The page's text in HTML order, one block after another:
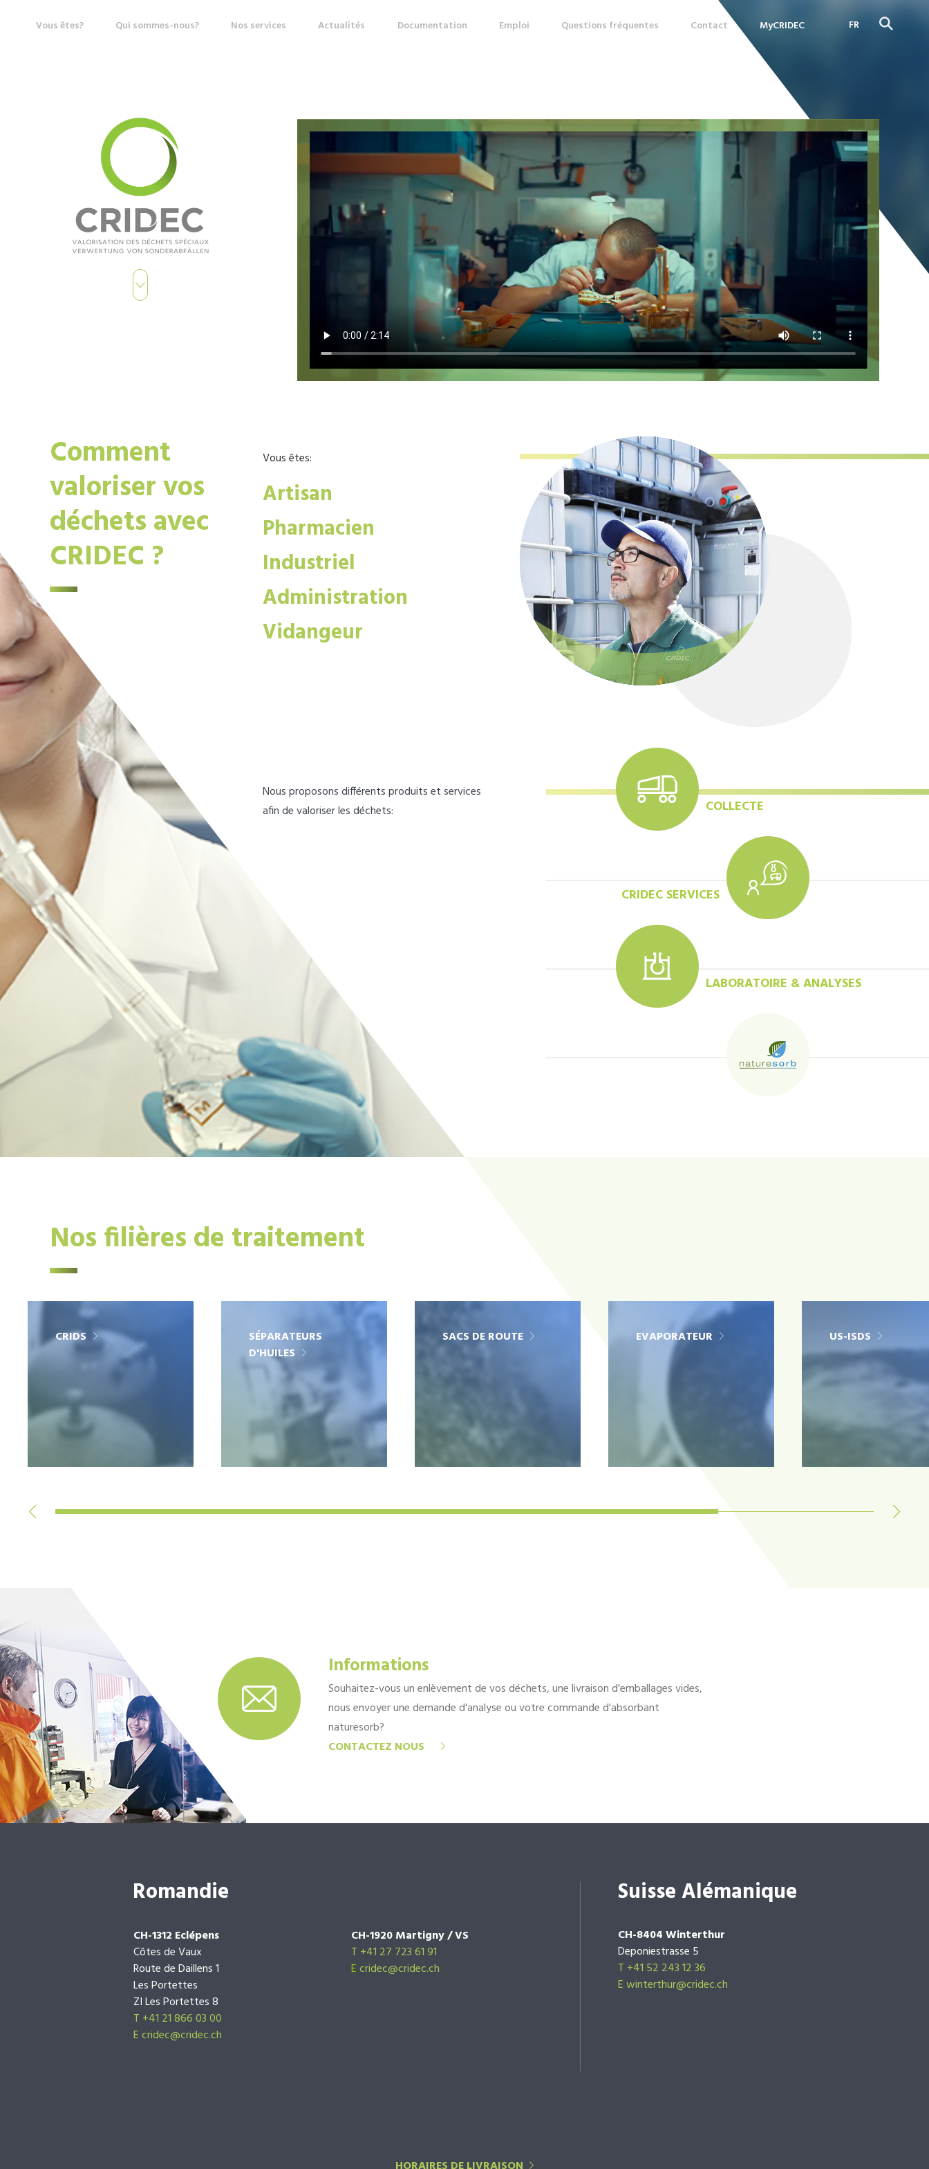
Vous êtes? Qui sommes-nous? Nos services Actualités Documentation Emploi Questions fréquentes Contact MyCRIDEC
FR
Comment
valoriser vos
déchets avec
CRIDEC ?
Vous êtes:
Artisan
Pharmacien
Industriel
Administration
Vidangeur
Nous proposons différents produits et services
afin de valoriser les déchets:
COLLECTE
CRIDEC SERVICES
LABORATOIRE & ANALYSES
Nos filières de traitement
CRIDS
SÉPARATEURS
D'HUILES
SACS DE ROUTE EVAPORATEUR US-ISDS
Informations
Souhaitez-vous un enlèvement de vos déchets, une livraison d'emballages vides,
nous envoyer une demande d'analyse ou votre commande d'absorbant
naturesorb?
CONTACTEZ NOUS
Romandie
CH-1312 Eclépens
Côtes de Vaux
Route de Daillens 1
Les Portettes
ZI Les Portettes 8
T +41 21 866 03 00
Ecridec@cridec.ch
CH-1920 Martigny / VS
T +41 27 723 61 91
Ecridec@cridec.ch
Suisse Alémanique
CH-8404 Winterthur
Deponiestrasse 5
T +41 52 243 12 36
E winterthur@cridec.ch